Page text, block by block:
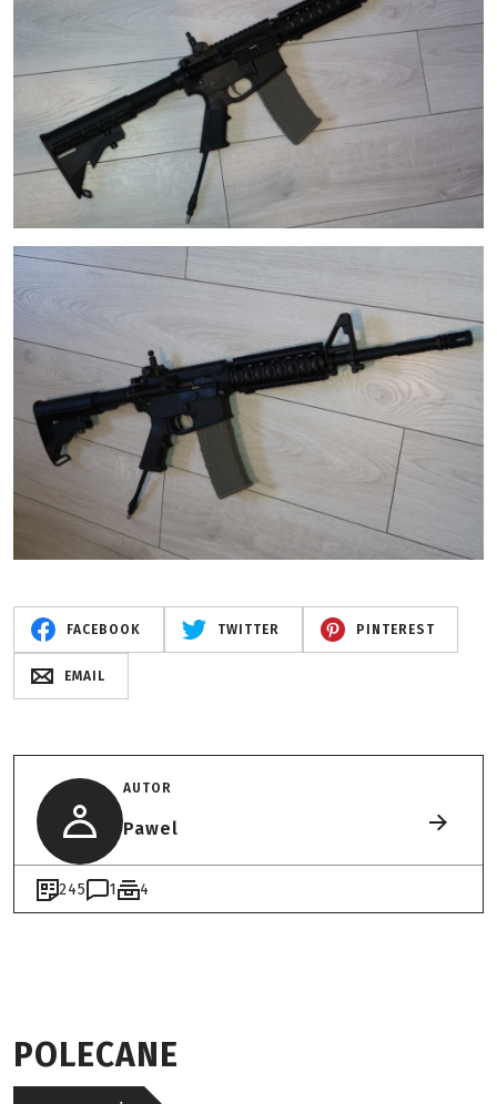
FACEBOOK TWITTER PINTEREST
EMAIL
AUTOR
Pawel
245 1 4
POLECANE